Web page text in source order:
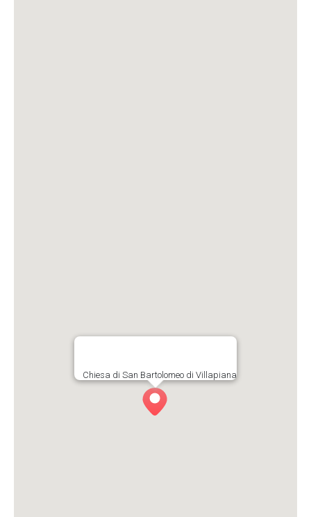
Chiesa di San Bartolomeo di Villapiana